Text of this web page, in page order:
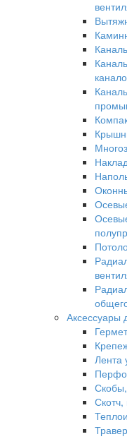
Аксессуары
Лента
Скотч,